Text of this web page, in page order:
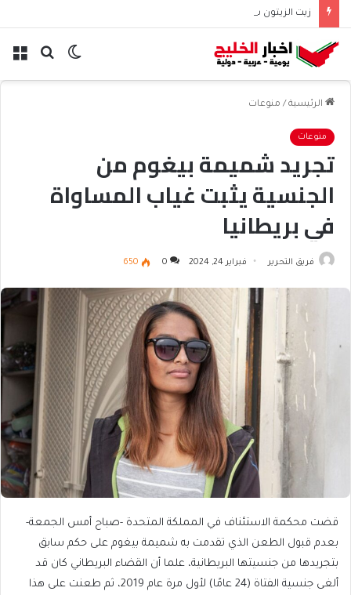
زيت الزيتون سر جمال العروس الإيطالية متوارث
بحث الوضع
الرئيسية / منوعات
منوعات
تجريد شميمة بيغوم من
الجنسية يثبت غياب المساواة
في بريطانيا
فريق التحرير فبراير 24, 2024 0
650
قضت محكمة الاستئناف في المملكة المتحدة -صباح أمس الجمعة-
بعدم قبول الطعن الذي تقدمت به شميمة بيغوم على حكم سابق
بتجريدها من جنسيتها البريطانية، علما أن القضاء البريطاني كان قد
ألغى جنسية الفتاة (24 عامًا) لأول مرة عام 2019، ثم طعنت على هذا